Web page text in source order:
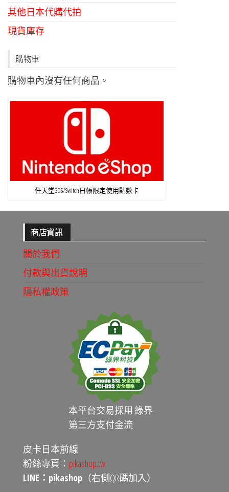
其他日本代購代拍
現貨庫存
購物車
購物車內沒有任何商品。
任天堂3DS/Switch日帳限定使用點數卡
商店資訊
關於我們
付款與出貨說明
隱私權政策
本平台交易採用 綠界
第三方支付金流
皮卡日本前線
粉絲專頁： pikashop.tw
LINE：pikashop （右側QR碼加入）